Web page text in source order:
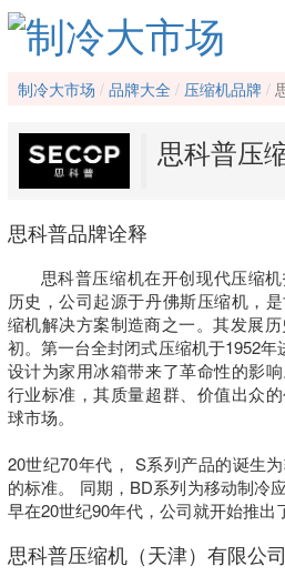
制冷大市场 品牌大全 压缩机品牌
思科普压
思科普品牌诠释
思科普压缩机在开创现代压缩
历史，公司起源于丹佛斯压缩机，
缩机解决方案制造商之一。其发展
初。第一台全封闭式压缩机于1952年
设计为家用冰箱带来了革命性的影
行业标准，其质量超群、价值出众
球市场。
20世纪70年代， S系列产品的诞生
的标准。 同期，BD系列为移动制冷
早在20世纪90年代，公司就开始推出
思科普压缩机（天津）有限公司